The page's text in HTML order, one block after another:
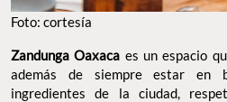
Foto: cortesía
Zandunga Oaxaca es un espacio
además de siempre estar en
ingredientes de la ciudad,